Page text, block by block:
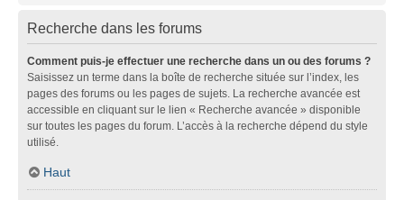
Recherche dans les forums
Comment puis-je effectuer une recherche dans un ou des forums ?
Saisissez un terme dans la boîte de recherche située sur l’index, les
pages des forums ou les pages de sujets. La recherche avancée est
accessible en cliquant sur le lien « Recherche avancée » disponible
sur toutes les pages du forum. L’accès à la recherche dépend du style
utilisé.
Haut